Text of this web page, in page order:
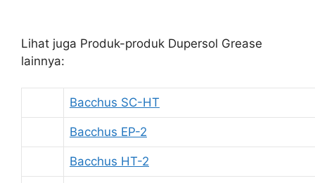
Lihat juga Produk-produk Dupersol Grease
lainnya:
Bacchus SC-HT
Bacchus EP-2
Bacchus HT-2